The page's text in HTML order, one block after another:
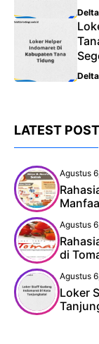
LATEST POST
Agustus
Agustus
di
Agustus
Loker